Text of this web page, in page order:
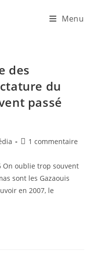
Menu
des
du
passé
1 commentaire
​On oublie trop souvent
sont les Gazaouis
en 2007, le